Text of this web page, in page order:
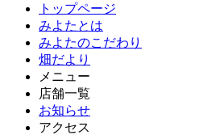
トップページ
みよたとは
みよたのこだわり
畑だより
メニュー
店舗一覧
お知らせ
アクセス